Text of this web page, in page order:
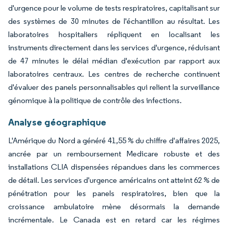
d'urgence pour le volume de tests respiratoires, capitalisant sur
des systèmes de 30 minutes de l'échantillon au résultat. Les
laboratoires hospitaliers répliquent en localisant les
instruments directement dans les services d'urgence, réduisant
de 47 minutes le délai médian d'exécution par rapport aux
laboratoires centraux. Les centres de recherche continuent
d'évaluer des panels personnalisables qui relient la surveillance
génomique à la politique de contrôle des infections.
Analyse géographique
L'Amérique du Nord a généré 41,55 % du chiffre d'affaires 2025,
ancrée par un remboursement Medicare robuste et des
installations CLIA dispensées répandues dans les commerces
de détail. Les services d'urgence américains ont atteint 62 % de
pénétration pour les panels respiratoires, bien que la
croissance ambulatoire mène désormais la demande
incrémentale. Le Canada est en retard car les régimes